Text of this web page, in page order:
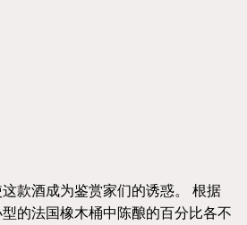
款酒成为鉴赏家们的诱惑。 根据
的法国橡木桶中陈酿的百分比各不